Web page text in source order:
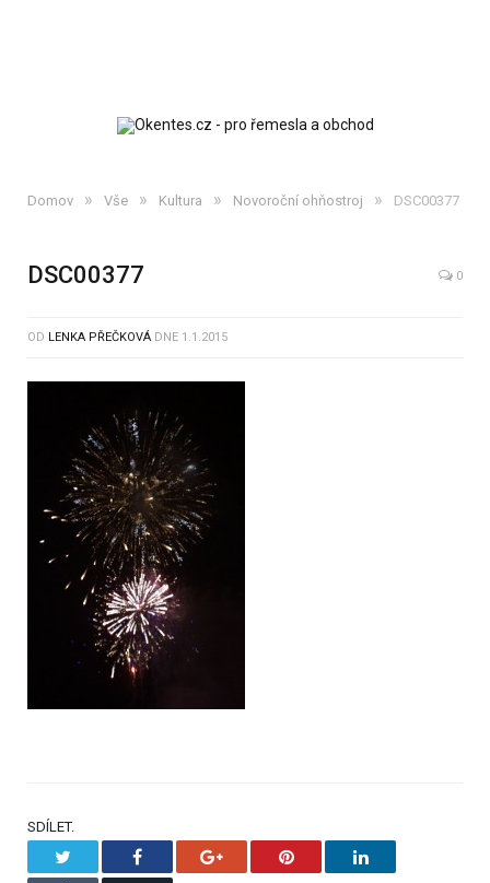
Domov » Vše » Kultura » Novoroční ohňostroj » DSC00377
DSC00377 0
OD LENKA PŘEČKOVÁ DNE 1.1.2015
SDÍLET.
Facebook Google+ Pinterest LinkedIn